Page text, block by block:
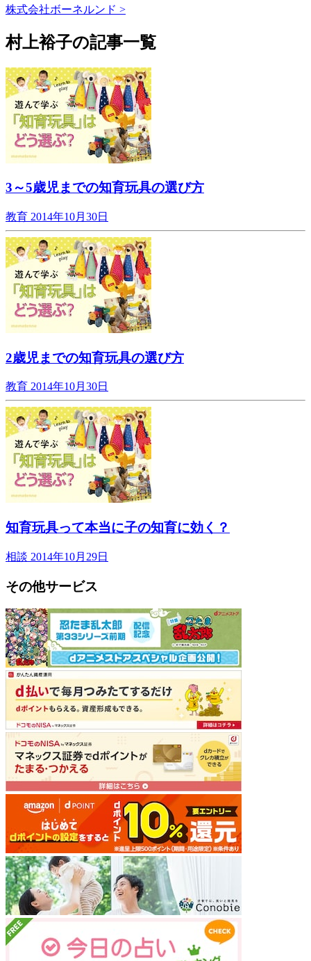
株式会社ボーネルンド >
村上裕子の記事一覧
3～5歳児までの知育玩具の選び方
教育 2014年10月30日
2歳児までの知育玩具の選び方
教育 2014年10月30日
知育玩具って本当に子の知育に効く？
相談 2014年10月29日
その他サービス